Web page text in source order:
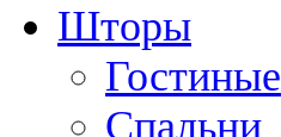
Шторы
Гостиные
Cпальни